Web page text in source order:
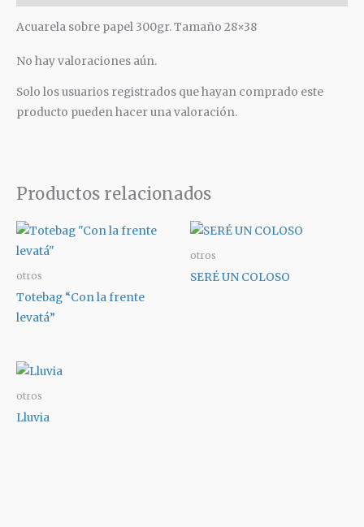
Acuarela sobre papel 300gr. Tamaño 28×38
No hay valoraciones aún.
Solo los usuarios registrados que hayan comprado este
producto pueden hacer una valoración.
Productos relacionados
otros
Totebag “Con la frente
levatá”
otros
SERÉ UN COLOSO
otros
Lluvia